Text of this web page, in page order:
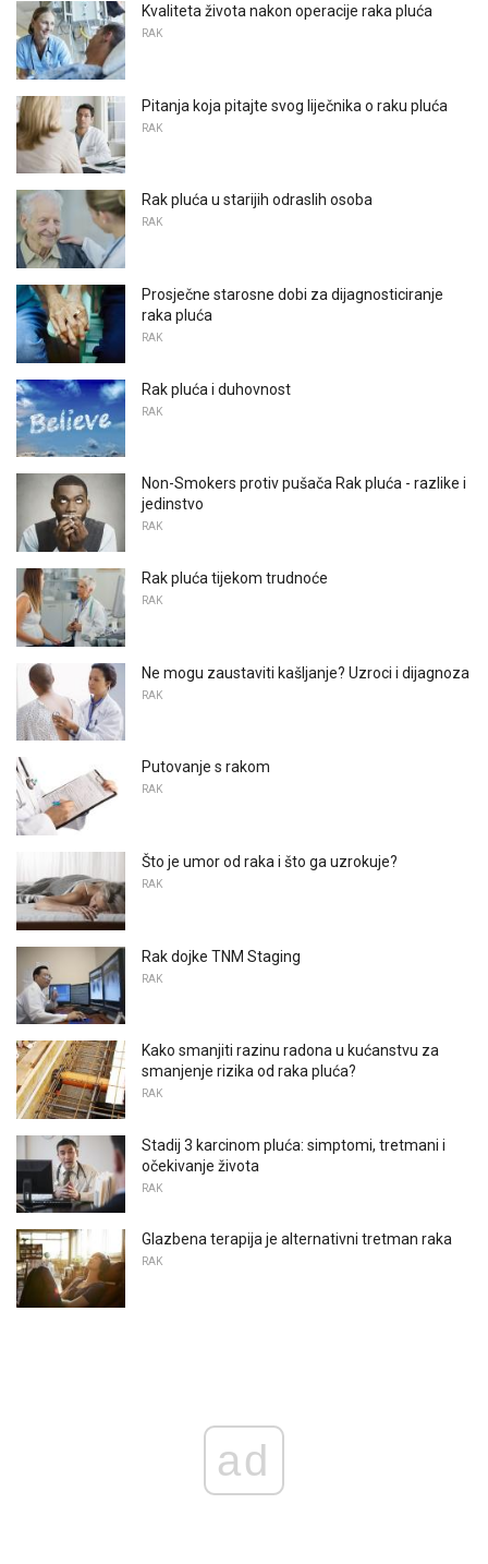
Kvaliteta života nakon operacije raka pluća
RAK
Pitanja koja pitajte svog liječnika o raku pluća
RAK
Rak pluća u starijih odraslih osoba
RAK
Prosječne starosne dobi za dijagnosticiranje
raka pluća
RAK
Rak pluća i duhovnost
RAK
Non-Smokers protiv pušača Rak pluća - razlike i
jedinstvo
RAK
Rak pluća tijekom trudnoće
RAK
Ne mogu zaustaviti kašljanje? Uzroci i dijagnoza
RAK
Putovanje s rakom
RAK
Što je umor od raka i što ga uzrokuje?
RAK
Rak dojke TNM Staging
RAK
Kako smanjiti razinu radona u kućanstvu za
smanjenje rizika od raka pluća?
RAK
Stadij 3 karcinom pluća: simptomi, tretmani i
očekivanje života
RAK
Glazbena terapija je alternativni tretman raka
RAK
ad